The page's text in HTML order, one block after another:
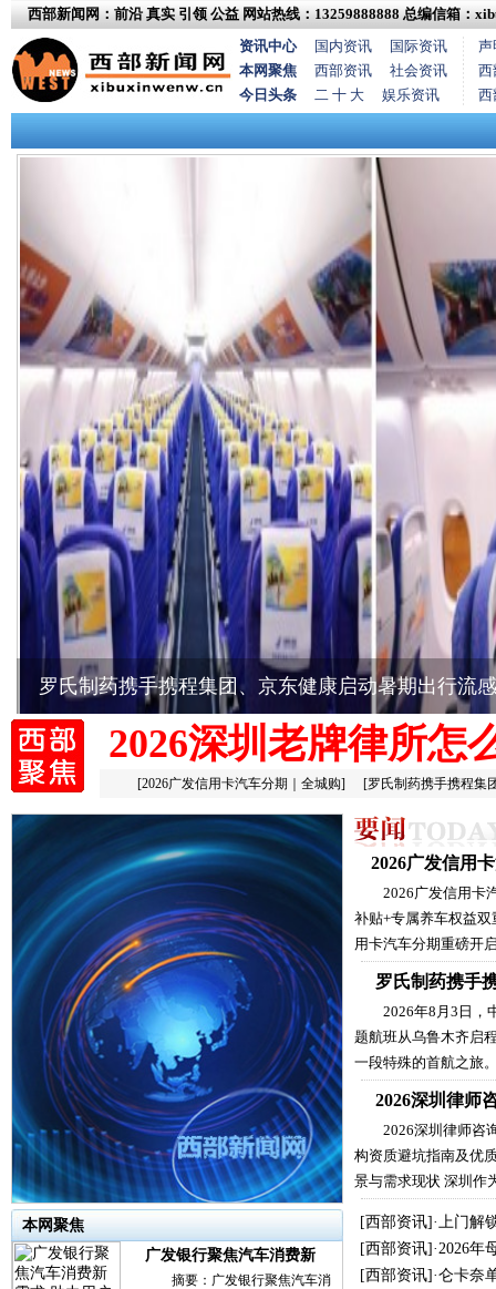
西部新闻网：前沿 真实 引领 公益 网站热线：13259888888 总编信箱：
资讯中心
国内资讯
国际资讯
本网聚焦
西部资讯
社会资讯
今日头条
二 十 大 娱乐资讯
声
西
西
罗氏制药携手携程集团、京东健康启动暑期出行流
2026深圳老牌律所怎
[2026广发信用卡汽车分期｜全城购] [罗氏制药携手携程集
2026广发信用
2026广发信用卡
补贴+专属养车权益
用卡汽车分期重磅开
罗氏制药携手
2026年8月3日
题航班从乌鲁木齐启
一段特殊的首航之旅
2026深圳律师
2026深圳律师咨
构资质避坑指南及优
景与需求现状 深圳
本网聚焦
广发银行聚焦汽车消费新
摘要：广发银行聚焦汽车消
[西部资讯]·上门解
[西部资讯]·2026年
[西部资讯]·仑卡奈